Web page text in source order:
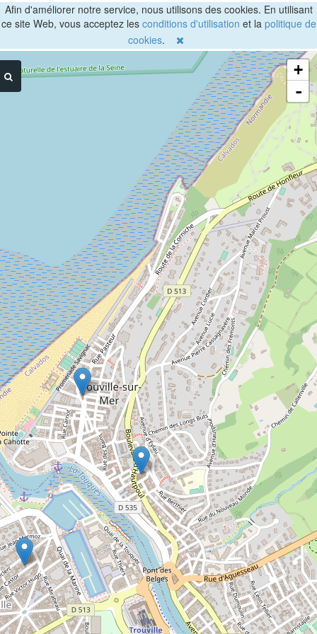
Afin d'améliorer notre service, nous utilisons des cookies. En utilisant
ce site Web, vous acceptez les conditions d'utilisation et la politique de
cookies.
+
-